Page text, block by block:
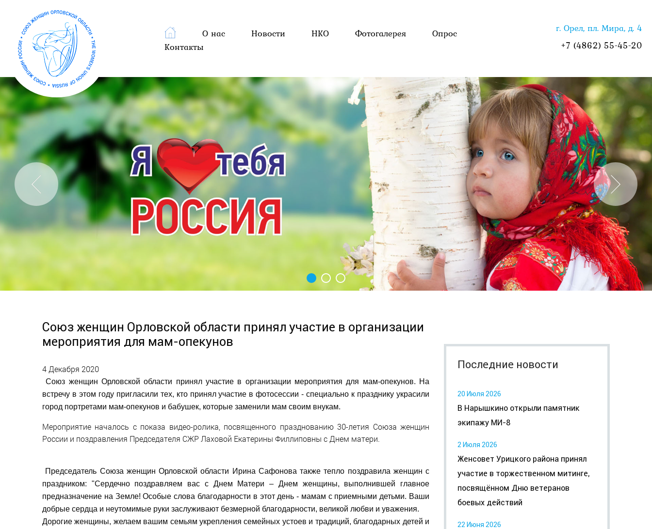
О нас Новости НКО Фотогалерея
Опрос
Контакты
г. Орел, пл. Мира, д. 4
+7 (4862) 55-45-20
Союз женщин Орловской области принял участие в организации
мероприятия для мам-опекунов
4 Декабря 2020
Союз женщин Орловской области принял участие в организации мероприятия для мам-опекунов. На
встречу в этом году пригласили тех, кто принял участие в фотосессии - специально к празднику украсили
город портретами мам-опекунов и бабушек, которые заменили мам своим внукам.
Мероприятие началось с показа видео-ролика, посвященного празднованию 30-летия Союза женщин
России и поздравления Председателя СЖР Лаховой Екатерины Филлиповны с Днем матери.
Председатель Союза женщин Орловской области Ирина Сафонова также тепло поздравила женщин с
праздником: "Сердечно поздравляем вас с Днем Матери – Днем женщины, выполнившей главное
предназначение на Земле!Особые слова благодарности в этот день - мамам с приемными детьми. Ваши
добрые сердца и неутомимые руки заслуживают безмерной благодарности, великой любви и уважения.
Дорогие женщины, желаем вашим семьям укрепления семейных устоев и традиций, благодарных детей и
Последние новости
20 Июля 2026
В Нарышкино открыли памятник
экипажу МИ-8
2 Июля 2026
Женсовет Урицкого района принял
участие в торжественном митинге,
посвящённом Дню ветеранов
боевых действий
22 Июня 2026